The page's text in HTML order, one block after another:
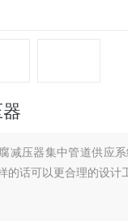
减压器集中管道供应
的话可以更合理的设计